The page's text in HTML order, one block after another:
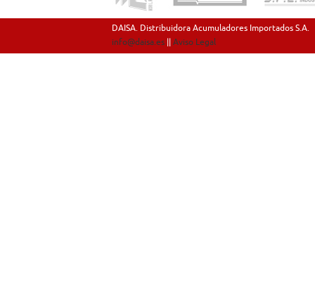
DAISA. Distribuidora Acumuladores Importados S.A.
info@daisa.es|| Aviso Legal